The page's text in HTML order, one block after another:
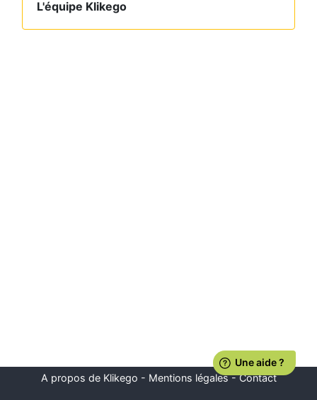
L'équipe Klikego
A propos de Klikego - Mentions légales-Contact